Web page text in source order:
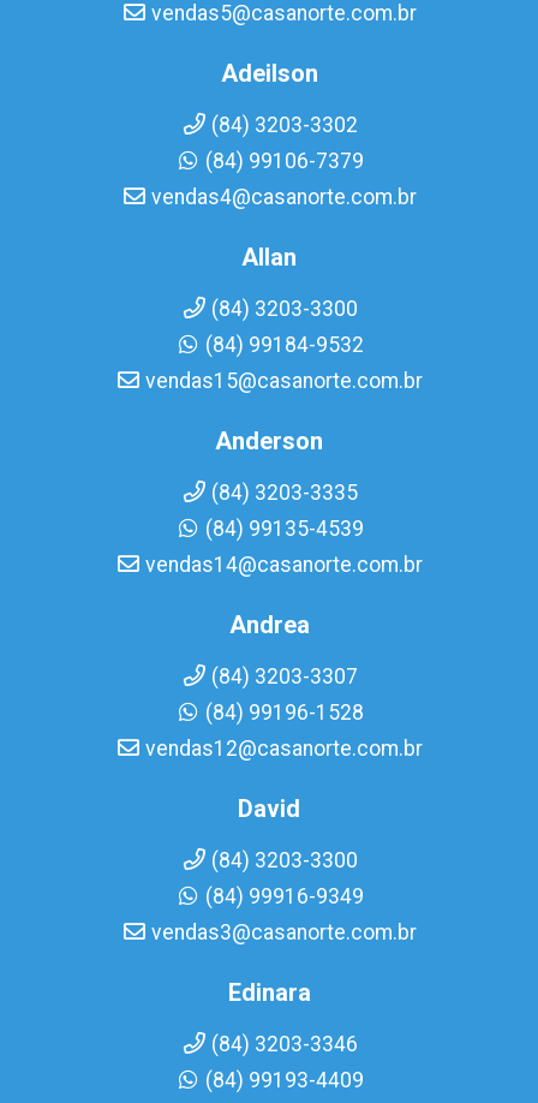
vendas5@casanorte.com.br
Adeilson
(84) 3203-3302
(84) 99106-7379
vendas4@casanorte.com.br
Allan
(84) 3203-3300
(84) 99184-9532
vendas15@casanorte.com.br
Anderson
(84) 3203-3335
(84) 99135-4539
vendas14@casanorte.com.br
Andrea
(84) 3203-3307
(84) 99196-1528
vendas12@casanorte.com.br
David
(84) 3203-3300
(84) 99916-9349
vendas3@casanorte.com.br
Edinara
(84) 3203-3346
(84) 99193-4409